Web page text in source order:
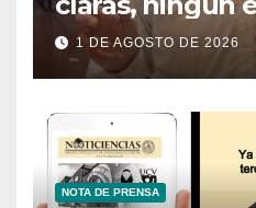
conservación
1 DE AGOSTO DE 2026
NOTA DE PRENSA